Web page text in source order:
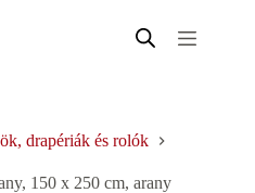
drapériák és rolók
150 x 250 cm, arany